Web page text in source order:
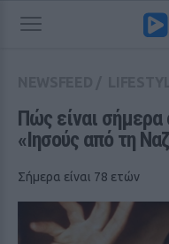
Πώς είναι
«Ιησούς από τη
Σήμερα είναι 78 ετών